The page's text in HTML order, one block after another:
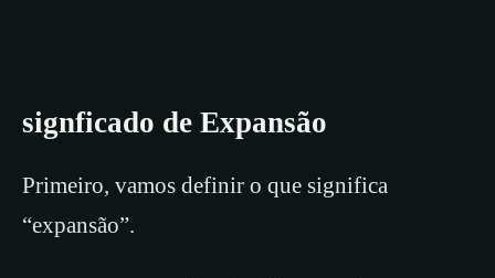
signficado de Expansão
Primeiro, vamos definir o que significa
“expansão”.